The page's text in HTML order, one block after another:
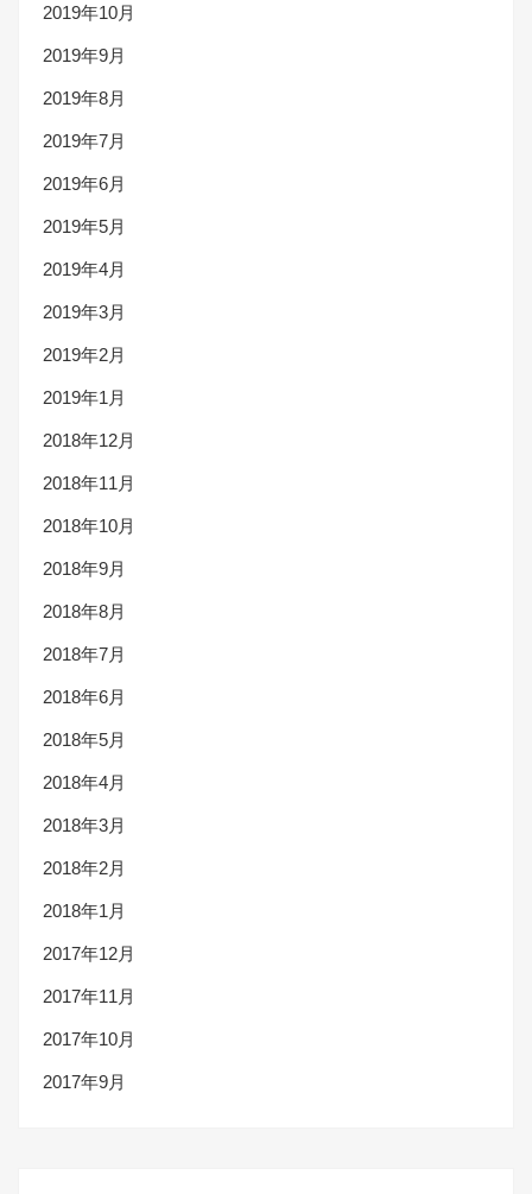
2019年10月
2019年9月
2019年8月
2019年7月
2019年6月
2019年5月
2019年4月
2019年3月
2019年2月
2019年1月
2018年12月
2018年11月
2018年10月
2018年9月
2018年8月
2018年7月
2018年6月
2018年5月
2018年4月
2018年3月
2018年2月
2018年1月
2017年12月
2017年11月
2017年10月
2017年9月